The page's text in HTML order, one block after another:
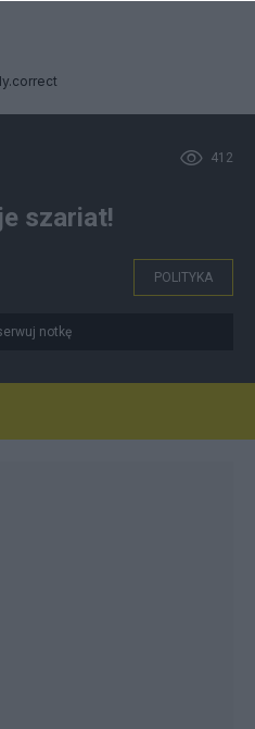
412
szariat!
POLITYKA
notkę